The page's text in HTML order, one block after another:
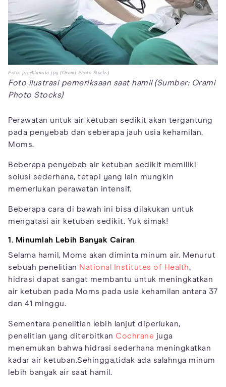
Foto: preeklamsia.jpg (Orami Photo Stocks)
Foto ilustrasi pemeriksaan saat hamil (Sumber: Orami
Photo Stocks)
Perawatan untuk air ketuban sedikit akan tergantung
pada penyebab dan seberapa jauh usia kehamilan,
Moms.
Beberapa penyebab air ketuban sedikit memiliki
solusi sederhana, tetapi yang lain mungkin
memerlukan perawatan intensif.
Beberapa cara di bawah ini bisa dilakukan untuk
mengatasi air ketuban sedikit. Yuk simak!
1. Minumlah Lebih Banyak Cairan
Selama hamil, Moms akan diminta minum air. Menurut
sebuah penelitian National Institutes of Health,
hidrasi dapat sangat membantu untuk meningkatkan
air ketuban pada Moms pada usia kehamilan antara 37
dan 41 minggu.
Sementara penelitian lebih lanjut diperlukan,
penelitian yang diterbitkan Cochrane juga
menemukan bahwa hidrasi sederhana meningkatkan
kadar air ketuban.Sehingga,tidak ada salahnya minum
lebih banyak air saat hamil.